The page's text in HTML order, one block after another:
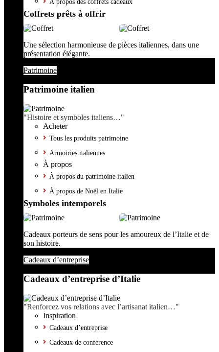
Coffrets prêts à offrir
Une sélection harmonieuse de pièces italiennes, dans une
présentation élégante.
Patrimoine
Patrimoine italien
"Histoire et symboles italiens…"
Acheter
Tous les produits patrimoine
Armoiries italiennes
À propos
À propos du patrimoine italien
À propos de Noël en Italie
Symboles intemporels
Cadeaux porteurs de sens pour les amoureux de l’Italie et de
son histoire.
Cadeaux d’entreprise
Cadeaux d’entreprise d’Italie
"Renforcez vos relations avec l’artisanat italien…"
Inspiration
Cadeaux d’entreprise
Cadeaux de conférence